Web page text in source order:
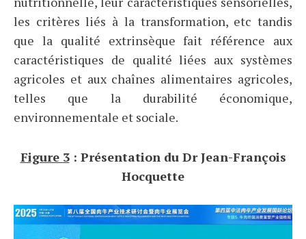
les critères liés à la transformation, etc tandis
que la qualité extrinsèque fait référence aux
caractéristiques de qualité liées aux systèmes
agricoles et aux chaînes alimentaires agricoles,
telles que la durabilité économique,
environnementale et sociale.
Figure 3: Présentation du Dr Jean-François
Hocquette